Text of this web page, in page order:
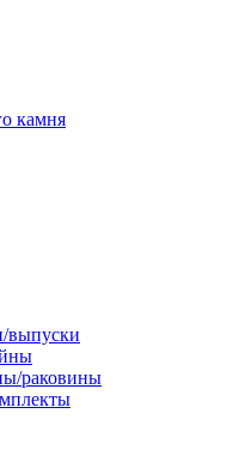
камня
выпуски
раковины